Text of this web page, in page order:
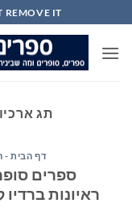
to
content
IT...
תג
דף הבית -
ספרים